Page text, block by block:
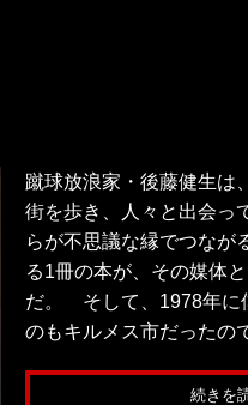
蹴球放浪家・後藤健生は
街を歩き、人々と出会っ
らが不思議な縁でつなが
る1冊の本が、その媒体
だ。 そして、1978年に
のもキルメス市だった
続きを